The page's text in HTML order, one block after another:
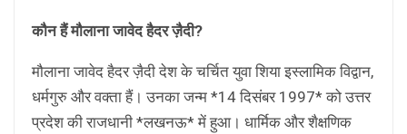
कौन हैं मौलाना जावेद हैदर ज़ैदी?
मौलाना जावेद हैदर ज़ैदी देश के चर्चित युवा शिया इस्लामिक विद्वान,
धर्मगुरु और वक्ता हैं। उनका जन्म *14 दिसंबर 1997* को उत्तर
प्रदेश की राजधानी *लखनऊ* में हुआ। धार्मिक और शैक्षणिक